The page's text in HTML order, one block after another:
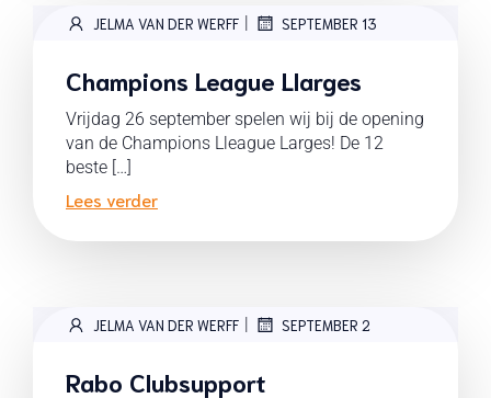
JELMA VAN DER WERFF | SEPTEMBER 13
Champions League Llarges
Vrijdag 26 september spelen wij bij de opening
van de Champions Lleague Larges! De 12
beste […]
Lees verder
JELMA VAN DER WERFF | SEPTEMBER 2
Rabo Clubsupport